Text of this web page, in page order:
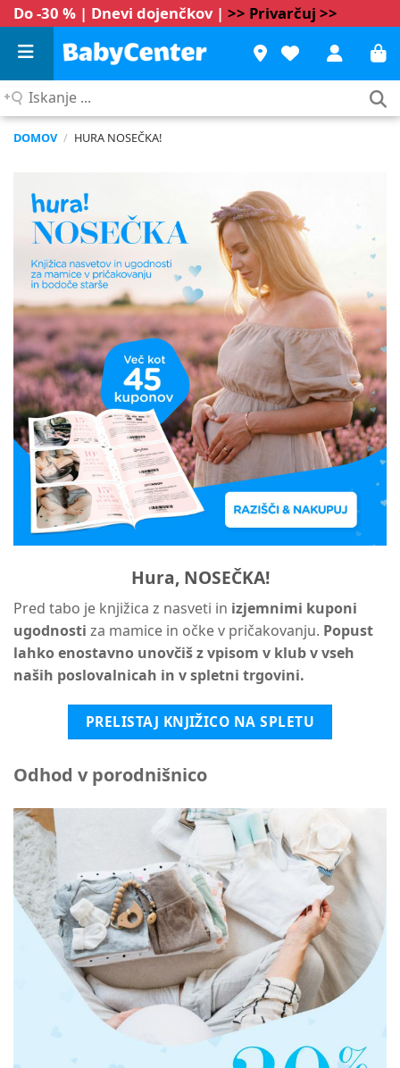
Do -30 % | Dnevi dojenčkov | >> Privarčuj >>
Iskanje
DOMOV / HURA NOSEČKA!
Hura, NOSEČKA!
Pred tabo je knjižica z nasveti in izjemnimi kuponi
ugodnosti za mamice in očke v pričakovanju. Popust
lahko enostavno unovčiš z vpisom v klub v vseh
naših poslovalnicah in v spletni trgovini.
PRELISTAJ KNJIŽICO NA SPLETU
Odhod v porodnišnico